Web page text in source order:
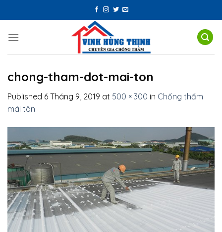
to
chong-tham-dot-mai-ton
Published 6 Tháng 9, 2019 at 500 × 300 in Chống thấm
mái tôn